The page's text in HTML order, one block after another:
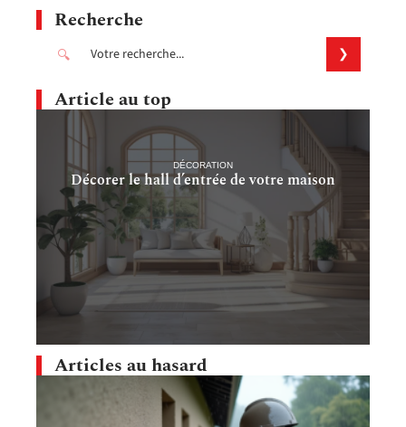
Recherche
Article au top
DÉCORATION
Décorer le hall d’entrée de votre maison
Articles au hasard